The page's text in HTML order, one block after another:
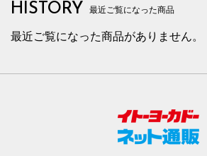
HISTORY 最近ご覧になった商品
最近ご覧になった商品がありません。